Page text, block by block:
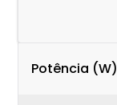
Potência (W)